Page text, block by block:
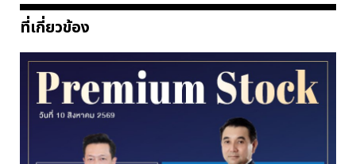
ที่เกี่ยวข้อง